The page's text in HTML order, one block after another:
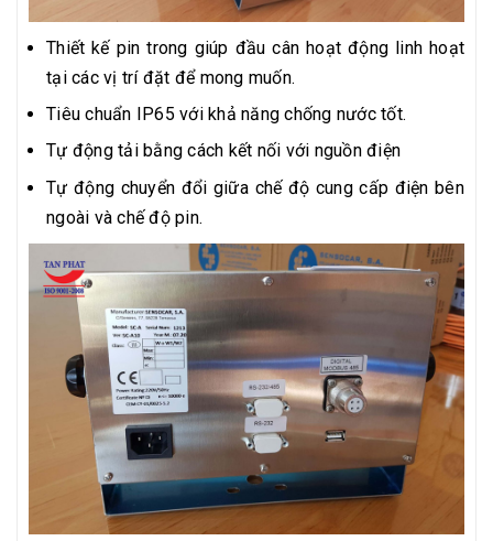
Thiết kế pin trong giúp đầu cân hoạt động linh hoạt
tại các vị trí đặt để mong muốn.
Tiêu chuẩn IP65 với khả năng chống nước tốt.
Tự động tải bằng cách kết nối với nguồn điện
Tự động chuyển đổi giữa chế độ cung cấp điện bên
ngoài và chế độ pin.